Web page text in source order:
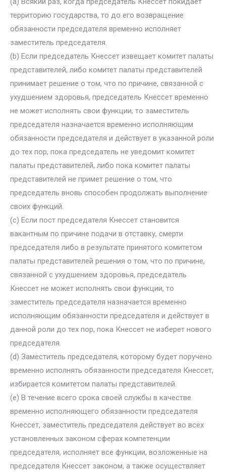
территорию государства, то до его возвращение
обязанности председателя временно исполняет
заместитель председателя.
(b) Если председатель Кнессет извещает комитет палаты
представителей, либо комитет палаты представителей
принимает решение о том, что по причине, связанной с
ухудшением здоровья, председатель Кнессет временно
не может исполнять свои функции, то заместитель
председателя назначается временно исполняющим
обязанности председателя и действует в указанной роли
до тех пор, пока председатель не уведомит комитет
палаты представителей, либо пока комитет палаты
представителей не примет решение о том, что
председатель вновь способен продолжать выполнение
своих функций.
(c) Если пост председателя Кнессет становится
вакантным по причине подачи в отставку, смерти
председателя либо в результате принятого комитетом
палаты представителей решения о том, что по причине,
связанной с ухудшением здоровья, председатель
Кнессет не может исполнять свои функции, то
заместитель председателя назначается временно
исполняющим обязанности председателя и действует в
данной роли до тех пор, пока Кнессет не изберет нового
председателя.
(d) Заместитель председателя, которому будет поручено
временно исполнять обязанности председателя Кнессет,
избирается комитетом палаты представителей.
(e) В течение всего срока своей службы в качестве
временно исполняющего обязанности председателя
Кнессет, заместитель председателя действует во всех
установленных законом сферах компетенции
председателя, исполняет все функции, возложенные на
председателя Кнессет законом, а также осуществляет